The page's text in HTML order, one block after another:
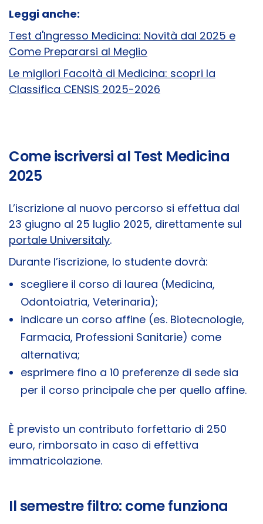
Leggi anche:
Test d'Ingresso Medicina: Novità dal 2025 e
Come Prepararsi al Meglio
Le migliori Facoltà di Medicina: scopri la
Classifica CENSIS 2025-2026
Come iscriversi al Test Medicina
2025
L’iscrizione al nuovo percorso si effettua dal
23 giugno al 25 luglio 2025, direttamente sul
portale Universitaly.
Durante l’iscrizione, lo studente dovrà:
scegliere il corso di laurea (Medicina,
Odontoiatria, Veterinaria);
indicare un corso affine (es. Biotecnologie,
Farmacia, Professioni Sanitarie) come
alternativa;
esprimere fino a 10 preferenze di sede sia
per il corso principale che per quello affine.
È previsto un contributo forfettario di 250
euro, rimborsato in caso di effettiva
immatricolazione.
Il semestre filtro: come funziona